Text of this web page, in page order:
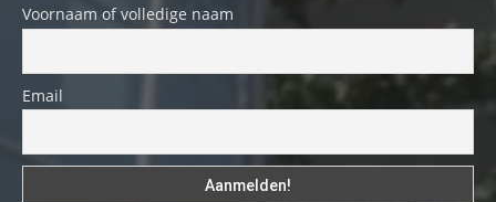
Voornaam of volledige naam
Email